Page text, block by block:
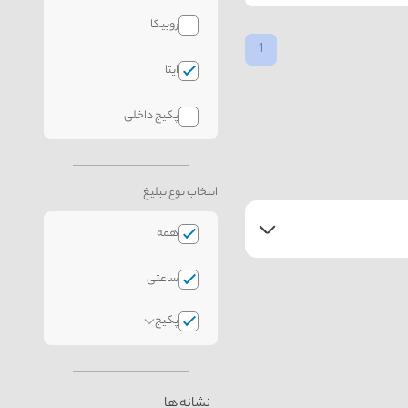
روبیکا
ایتا
پکیج داخلی
انتخاب نوع تبلیغ
همه
ساعتی
پکیج
1